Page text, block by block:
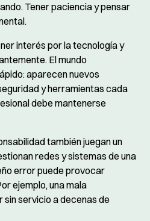
Tener paciencia y pensar
interés por la tecnología y
El mundo
aparecen nuevos
y herramientas cada
debe mantenerse
también juegan un
redes y sistemas de una
error puede provocar
ejemplo, una mala
servicio a decenas de